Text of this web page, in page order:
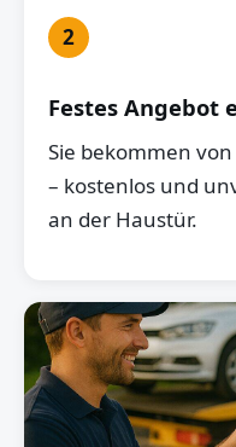
2
Festes Angebot
Sie bekommen
– kostenlos und
an der Haustür.